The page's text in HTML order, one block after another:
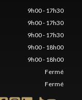
9h00 - 17h30
9h00 - 17h30
9h00 - 17h30
9h00 - 18h00
9h00 - 18h00
Fermé
Fermé